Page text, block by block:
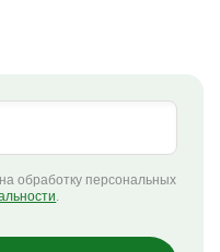
на обработку персональных
.